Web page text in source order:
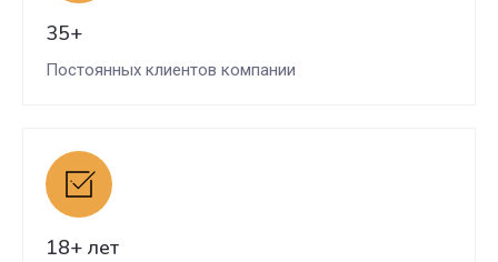
35+
Постоянных клиентов компании
18+ лет